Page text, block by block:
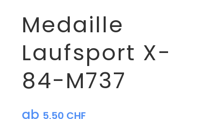
Medaille
Laufsport X-
84-M737
ab 5,50 CHF